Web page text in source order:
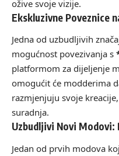
ožive svoje vizije.
Ekskluzivne Poveznice
Jedna od uzbudljivih
mogućnost povezivanja s
platformom za dijeljenje
omogućit će modderima
razmjenjuju svoje
suradnja.
Uzbudljivi Novi Modovi:
Jedan od prvih modova